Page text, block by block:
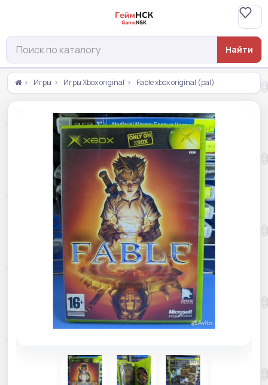
Найти
Игры Игры Xbox original Fable xbox original (pal)